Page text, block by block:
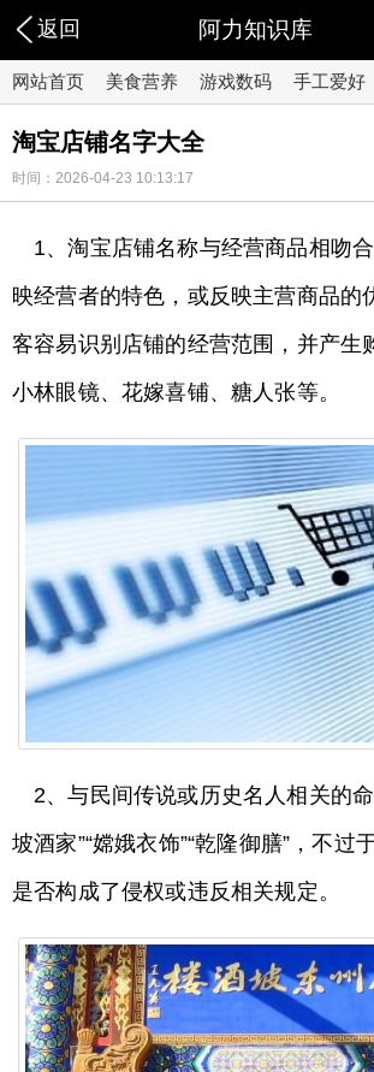
返回 阿力知识库
网站首页 美食营养 游戏数码 手工爱好
淘宝店铺名字大全
时间：2026-04-23 10:13:17
1、淘宝店铺名称与经营商品相吻
映经营者的特色，或反映主营商品的
客容易识别店铺的经营范围，并产生
小林眼镜、花嫁喜铺、糖人张等。
2、与民间传说或历史名人相关的
坡酒家”“嫦娥衣饰”“乾隆御膳”，不过
是否构成了侵权或违反相关规定。